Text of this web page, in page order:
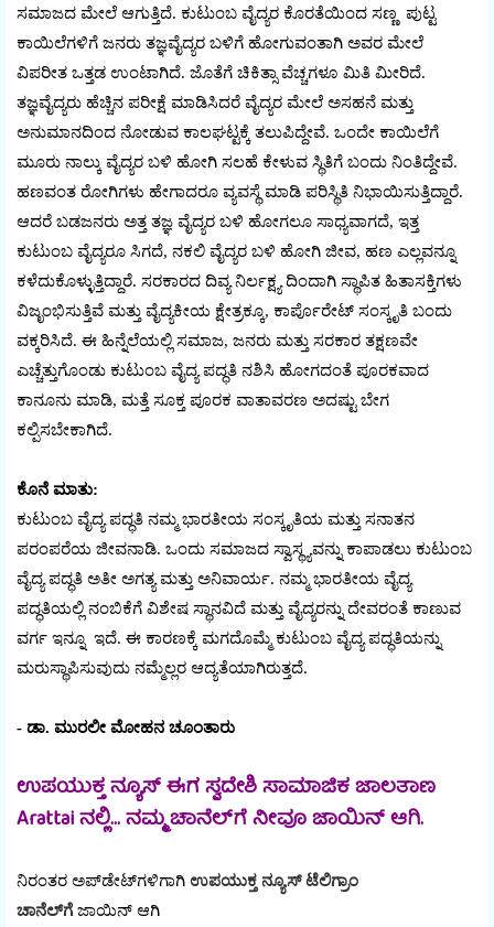
ಸಮಾಜದ ಮೇಲೆ ಆಗುತ್ತಿದೆ. ಕುಟುಂಬ ವೈದ್ಯರ ಕೊರತೆಯಿಂದ ಸಣ್ಣ ಪುಟ್ಟ
ಕಾಯಿಲೆಗಳಿಗೆ ಜನರು ತಜ್ಞವೈದ್ಯರ ಬಳಿಗೆ ಹೋಗುವಂತಾಗಿ ಅವರ ಮೇಲೆ
ವಿಪರೀತ ಒತ್ತಡ ಉಂಟಾಗಿದೆ. ಜೊತೆಗೆ ಚಿಕಿತ್ಸಾ ವೆಚ್ಚಗಳೂ ಮಿತಿ ಮೀರಿದೆ.
ತಜ್ಞವೈದ್ಯರು ಹೆಚ್ಚಿನ ಪರೀಕ್ಷೆ ಮಾಡಿಸಿದರೆ ವೈದ್ಯರ ಮೇಲೆ ಅಸಹನೆ ಮತ್ತು
ಅನುಮಾನದಿಂದ ನೋಡುವ ಕಾಲಘಟ್ಟಕ್ಕೆ ತಲುಪಿದ್ದೇವೆ. ಒಂದೇ ಕಾಯಿಲೆಗೆ
ಮೂರು ನಾಲ್ಕು ವೈದ್ಯರ ಬಳಿ ಹೋಗಿ ಸಲಹೆ ಕೇಳುವ ಸ್ಥಿತಿಗೆ ಬಂದು ನಿಂತಿದ್ದೇವೆ.
ಹಣವಂತ ರೋಗಿಗಳು ಹೇಗಾದರೂ ವ್ಯವಸ್ಥೆ ಮಾಡಿ ಪರಿಸ್ಥಿತಿ ನಿಭಾಯಿಸುತ್ತಿದ್ದಾರೆ.
ಆದರೆ ಬಡಜನರು ಅತ್ತ ತಜ್ಞ ವೈದ್ಯರ ಬಳಿ ಹೋಗಲೂ ಸಾಧ್ಯವಾಗದೆ, ಇತ್ತ
ಕುಟುಂಬ ವೈದ್ಯರೂ ಸಿಗದೆ, ನಕಲಿ ವೈದ್ಯರ ಬಳಿ ಹೋಗಿ ಜೀವ, ಹಣ ಎಲ್ಲವನ್ನೂ
ಕಳೆದುಕೊಳ್ಳುತ್ತಿದ್ದಾರೆ. ಸರಕಾರದ ದಿವ್ಯ ನಿರ್ಲಕ್ಷ್ಯ ದಿಂದಾಗಿ ಸ್ಥಾಪಿತ ಹಿತಾಸಕ್ತಿಗಳು
ವಿಜೃಂಭಿಸುತ್ತಿವೆ ಮತ್ತು ವೈದ್ಯಕೀಯ ಕ್ಷೇತ್ರಕ್ಕೂ, ಕಾರ್ಪೊರೇಟ್ ಸಂಸ್ಕೃತಿ ಬಂದು
ವಕ್ಕರಿಸಿದೆ. ಈ ಹಿನ್ನೆಲೆಯಲ್ಲಿ ಸಮಾಜ, ಜನರು ಮತ್ತು ಸರಕಾರ ತಕ್ಷಣವೇ
ಎಚ್ಚೆತ್ತುಗೊಂಡು ಕುಟುಂಬ ವೈದ್ಯ ಪದ್ಧತಿ ನಶಿಸಿ ಹೋಗದಂತೆ ಪೂರಕವಾದ
ಕಾನೂನು ಮಾಡಿ, ಮತ್ತೆ ಸೂಕ್ತ ಪೂರಕ ವಾತಾವರಣ ಅದಷ್ಟು ಬೇಗ
ಕಲ್ಪಿಸಬೇಕಾಗಿದೆ.
ಕೊನೆ ಮಾತು:
ಕುಟುಂಬ ವೈದ್ಯ ಪದ್ಧತಿ ನಮ್ಮ ಭಾರತೀಯ ಸಂಸ್ಕೃತಿಯ ಮತ್ತು ಸನಾತನ
ಪರಂಪರೆಯ ಜೀವನಾಡಿ. ಒಂದು ಸಮಾಜದ ಸ್ವಾಸ್ಥ್ಯವನ್ನು ಕಾಪಾಡಲು ಕುಟುಂಬ
ವೈದ್ಯ ಪದ್ಧತಿ ಅತೀ ಅಗತ್ಯ ಮತ್ತು ಅನಿವಾರ್ಯ. ನಮ್ಮ ಭಾರತೀಯ ವೈದ್ಯ
ಪದ್ಧತಿಯಲ್ಲಿ ನಂಬಿಕೆಗೆ ವಿಶೇಷ ಸ್ಥಾನವಿದೆ ಮತ್ತು ವೈದ್ಯರನ್ನು ದೇವರಂತೆ ಕಾಣುವ
ವರ್ಗ ಇನ್ನೂ ಇದೆ. ಈ ಕಾರಣಕ್ಕೆ ಮಗದೊಮ್ಮೆ ಕುಟುಂಬ ವೈದ್ಯ ಪದ್ಧತಿಯನ್ನು
ಮರುಸ್ಥಾಪಿಸುವುದು ನಮ್ಮೆಲ್ಲರ ಆದ್ಯತೆಯಾಗಿರುತ್ತದೆ.
- ಡಾ. ಮುರಲೀ ಮೋಹನ ಚೂಂತಾರು
ಉಪಯುಕ್ತ ನ್ಯೂಸ್ ಈಗ ಸ್ವದೇಶಿ ಸಾಮಾಜಿಕ ಜಾಲತಾಣ
Arattai ನಲ್ಲಿ... ನಮ್ಮ ಚಾನೆಲ್‌ಗೆ ನೀವೂ ಜಾಯಿನ್ ಆಗಿ.
ನಿರಂತರ ಅಪ್‌ಡೇಟ್‌ಗಳಿಗಾಗಿ ಉಪಯುಕ್ತ ನ್ಯೂಸ್‌ ಟೆಲಿಗ್ರಾಂ
ಚಾನೆಲ್‌ಗೆ ಜಾಯಿನ್‌ ಆಗಿ